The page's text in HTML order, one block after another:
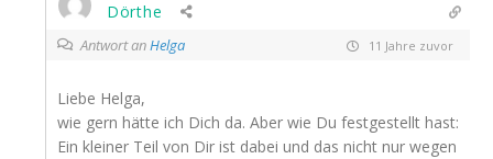
Dörthe
Antwort anHelga 11 Jahre zuvor
Liebe Helga,
wie gern hätte ich Dich da. Aber wie Du festgestellt hast:
Ein kleiner Teil von Dir ist dabei und das nicht nur wegen